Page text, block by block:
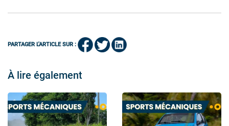
PARTAGER L'ARTICLE SUR :
À lire également